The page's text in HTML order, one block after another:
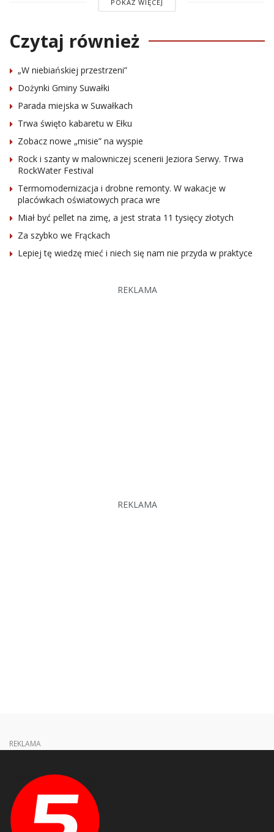
POKAŻ WIĘCEJ
Czytaj również
„W niebiańskiej przestrzeni”
Dożynki Gminy Suwałki
Parada miejska w Suwałkach
Trwa święto kabaretu w Ełku
Zobacz nowe „misie” na wyspie
Rock i szanty w malowniczej scenerii Jeziora Serwy. Trwa
RockWater Festival
Termomodernizacja i drobne remonty. W wakacje w
placówkach oświatowych praca wre
Miał być pellet na zimę, a jest strata 11 tysięcy złotych
Za szybko we Frąckach
Lepiej tę wiedzę mieć i niech się nam nie przyda w praktyce
REKLAMA
REKLAMA
REKLAMA